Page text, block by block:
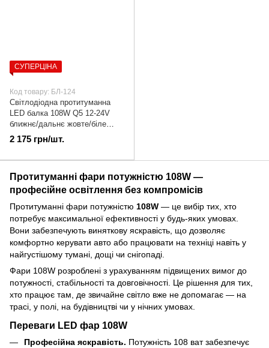
СУПЕРЦІНА
Код товару: БЛ-124
Cвітлодіодна протитуманна
LED балка 108W Q5 12-24V
ближнє/дальнє жовте/біле
світло | БЛ-124
2 175 грн/шт.
Протитуманні фари потужністю 108W —
професійне освітлення без компромісів
Протитуманні фари потужністю 108W — це вибір тих, хто
потребує максимальної ефективності у будь-яких умовах.
Вони забезпечують виняткову яскравість, що дозволяє
комфортно керувати авто або працювати на техніці навіть у
найгустішому тумані, дощі чи снігопаді.
Фари 108W розроблені з урахуванням підвищених вимог до
потужності, стабільності та довговічності. Це рішення для тих,
хто працює там, де звичайне світло вже не допомагає — на
трасі, у полі, на будівництві чи у нічних умовах.
Переваги LED фар 108W
Професійна яскравість. Потужність 108 ват забезпечує